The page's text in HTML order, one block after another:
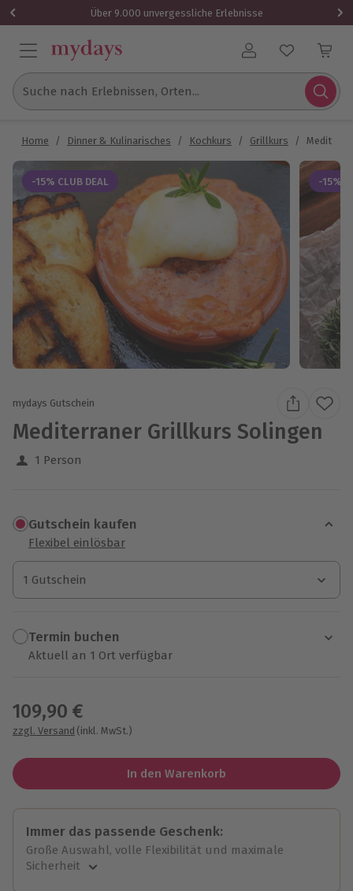
Über 9.000 unvergessliche Erlebnisse
Benutzerkonto
Suche nach Erlebnissen, Orten...
Home / Dinner & Kulinarisches / Kochkurs / Grillkurs /
-15% CLUB DEAL -15%
mydays Gutschein
Mediterraner Grillkurs Solingen
1 Person
Gutschein kaufen
Flexibel einlösbar
1 Gutschein
1 Gutschein
1 Gutschein
Termin buchen
Aktuell an 1 Ort verfügbar
109,90 €
zzgl. Versand (inkl. MwSt.)
In den Warenkorb
Immer das passende Geschenk:
Große Auswahl, volle Flexibilität und maximale
Sicherheit